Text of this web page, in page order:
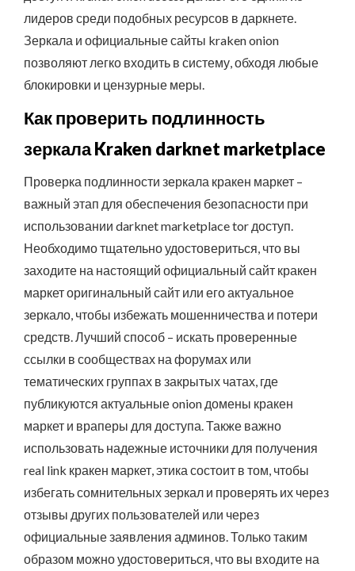
лидеров среди подобных ресурсов в даркнете.
Зеркала и официальные сайты kraken onion
позволяют легко входить в систему, обходя любые
блокировки и цензурные меры.
Как проверить подлинность
зеркала Kraken darknet marketplace
Проверка подлинности зеркала кракен маркет –
важный этап для обеспечения безопасности при
использовании darknet marketplace tor доступ.
Необходимо тщательно удостовериться, что вы
заходите на настоящий официальный сайт кракен
маркет оригинальный сайт или его актуальное
зеркало, чтобы избежать мошенничества и потери
средств. Лучший способ – искать проверенные
ссылки в сообществах на форумах или
тематических группах в закрытых чатах, где
публикуются актуальные onion домены кракен
маркет и враперы для доступа. Также важно
использовать надежные источники для получения
real link кракен маркет, этика состоит в том, чтобы
избегать сомнительных зеркал и проверять их через
отзывы других пользователей или через
официальные заявления админов. Только таким
образом можно удостовериться, что вы входите на